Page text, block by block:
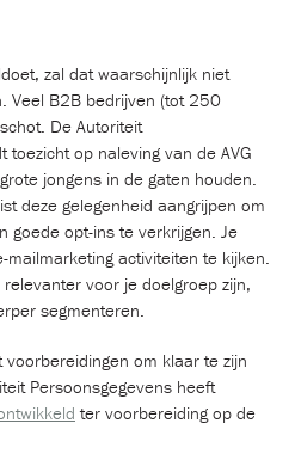
zal dat waarschijnlijk niet
Veel B2B bedrijven (tot 250
De Autoriteit
toezicht op naleving van de AVG
jongens in de gaten houden.
deze gelegenheid aangrijpen om
goede opt-ins te verkrijgen. Je
mailmarketing activiteiten te kijken.
voor je doelgroep zijn,
segmenteren.
om klaar te zijn
Persoonsgegevens heeft
ter voorbereiding op de